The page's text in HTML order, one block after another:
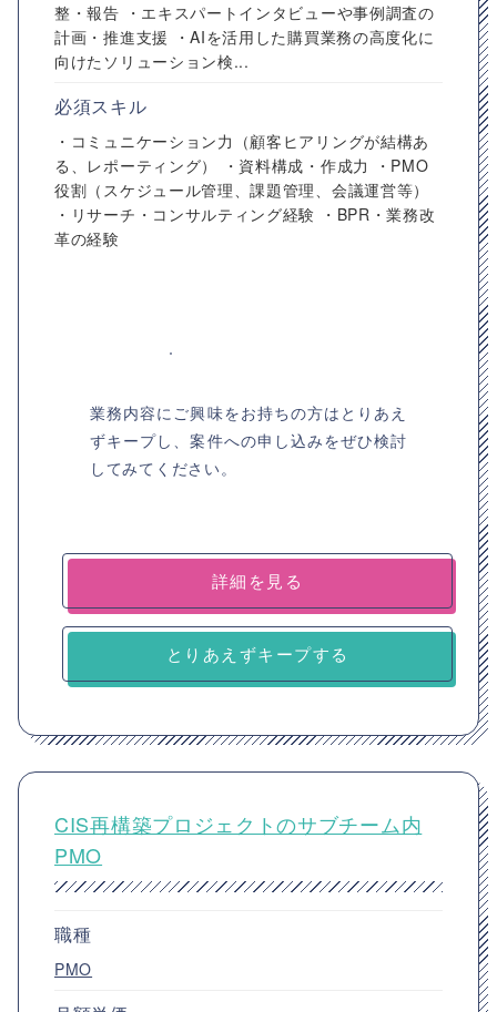
整・報告 ・エキスパートインタビューや事例調査の
計画・推進支援 ・AIを活用した購買業務の高度化に
向けたソリューション検...
必須スキル
・コミュニケーション力（顧客ヒアリングが結構あ
る、レポーティング） ・資料構成・作成力 ・PMO
役割（スケジュール管理、課題管理、会議運営等）
・リサーチ・コンサルティング経験 ・BPR・業務改
革の経験
業務内容にご興味をお持ちの方はとりあえ
ずキープし、案件への申し込みをぜひ検討
してみてください。
詳細を見る
とりあえずキープする
CIS再構築プロジェクトのサブチーム内
PMO
職種
PMO